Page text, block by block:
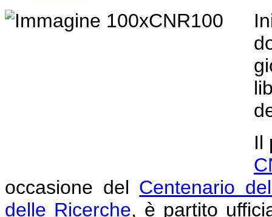
Il
occasione del Centenario
delle Ricerche, è partito